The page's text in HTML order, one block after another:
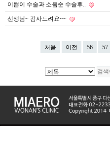
이쁜이 수술과 소음순 수술후..
선생님~ 감사드려요~~
처음 이전 56 57